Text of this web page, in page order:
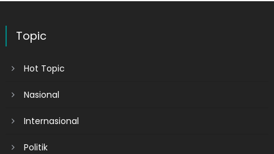
Topic
Hot Topic
Nasional
Internasional
Politik